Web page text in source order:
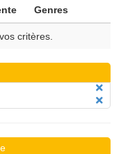
Genres
critères.